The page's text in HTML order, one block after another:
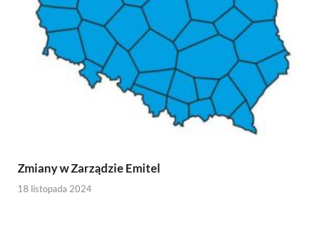
Zmiany w Zarządzie Emitel
18 listopada 2024